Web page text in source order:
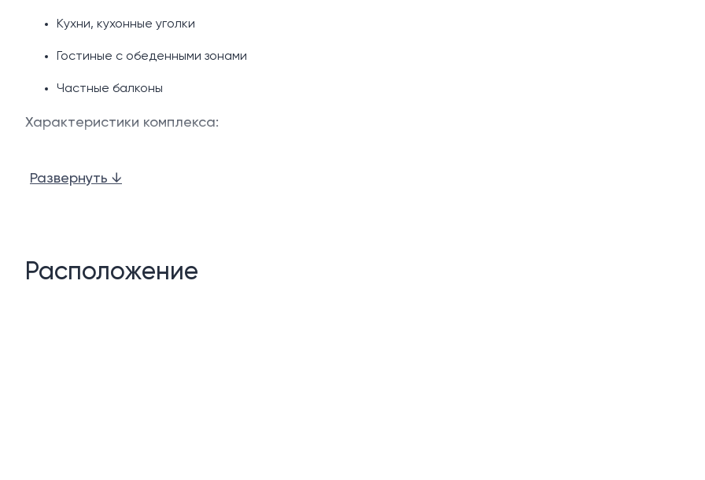
Кухни, кухонные уголки
Гостиные с обеденными зонами
Частные балконы
Характеристики комплекса:
Рецепшен/Лобби
Развернуть ↓
Расположение